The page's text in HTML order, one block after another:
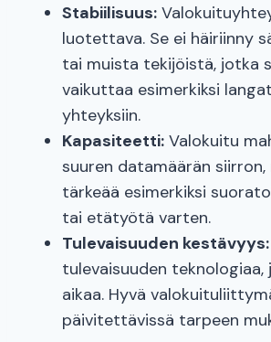
Stabiilisuus:
luotettava. Se ei häiriinny
tai muista tekijöistä, jotka
vaikuttaa esimerkiksi
yhteyksiin.
Kapasiteetti: Valokuitu
suuren datamäärän siirron,
tärkeää esimerkiksi
tai etätyötä varten.
Tulevaisuuden kestävyys:
tulevaisuuden teknologiaa,
aikaa. Hyvä
päivitettävissä tarpeen